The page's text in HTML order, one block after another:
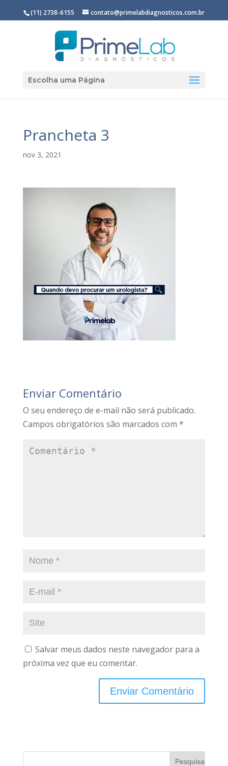
(11) 2738-6155 contato@primelabdiagnosticos.com.br
Escolha uma Página
Prancheta 3
nov 3, 2021
Enviar Comentário
O seu endereço de e-mail não será publicado.
Campos obrigatórios são marcados com *
Salvar meus dados neste navegador para a
próxima vez que eu comentar.